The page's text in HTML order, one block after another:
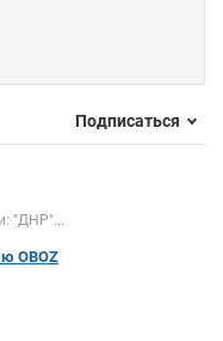
Подписаться
"ДНР"...
OBOZ